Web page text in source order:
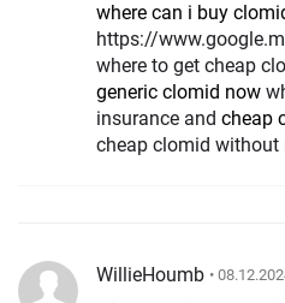
where can i buy
https://
where to get cheap
generic clomid now
insurance and cheap
cheap clomid without
WillieHoumb •